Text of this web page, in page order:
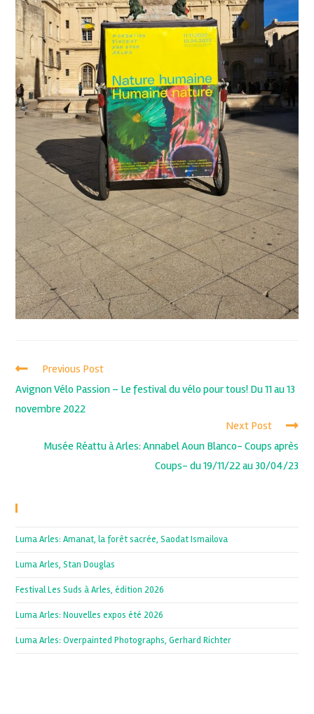
Previous Post
Avignon Vélo Passion – Le festival du vélo pour tous! Du 11 au 13
novembre 2022
Next Post
Musée Réattu à Arles: Annabel Aoun Blanco- Coups après
Coups- du 19/11/22 au 30/04/23
Luma Arles: Amanat, la forêt sacrée, Saodat Ismailova
Luma Arles, Stan Douglas
Festival Les Suds à Arles, édition 2026
Luma Arles: Nouvelles expos été 2026
Luma Arles: Overpainted Photographs, Gerhard Richter